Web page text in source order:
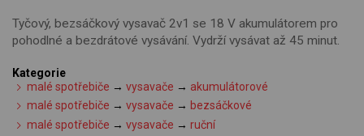
Tyčový, bezsáčkový vysavač 2v1 se 18 V akumulátorem pro
pohodlné a bezdrátové vysávání. Vydrží vysávat až 45 minut.
Kategorie
malé spotřebiče →vysavače → akumulátorové
malé spotřebiče →vysavače → bezsáčkové
malé spotřebiče →vysavače →ruční